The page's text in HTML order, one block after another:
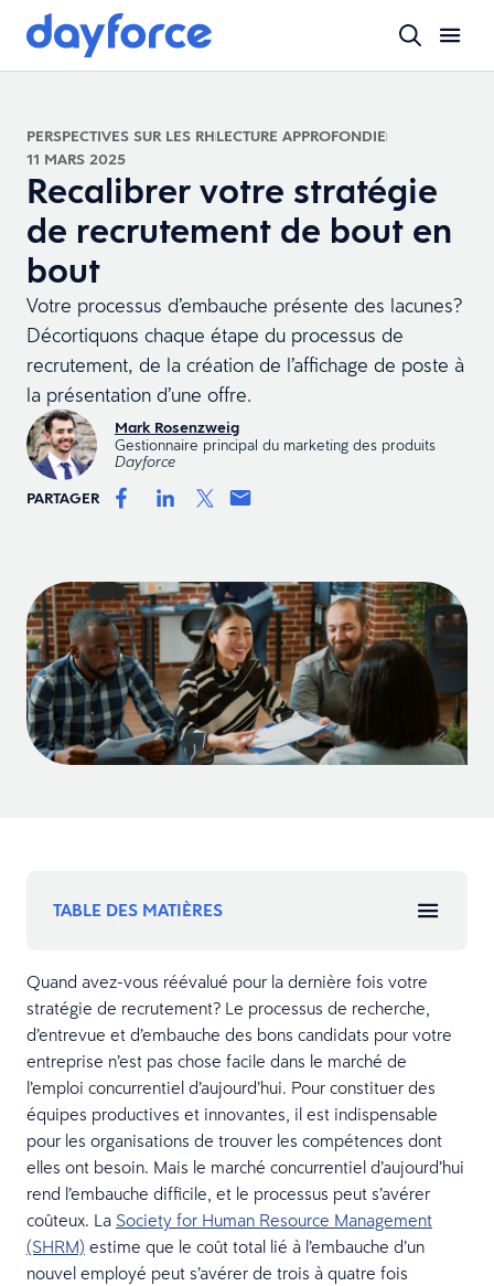
PERSPECTIVES SUR LES RHLECTURE APPROFONDIE
11 MARS 2025
Recalibrer votre stratégie
de recrutement de bout en
bout
Votre processus d’embauche présente des lacunes?
Décortiquons chaque étape du processus de
recrutement, de la création de l’affichage de poste à
la présentation d’une offre.
Mark Rosenzweig
Gestionnaire principal du marketing des produits
Dayforce
PARTAGER
TABLE DES MATIÈRES
Quand avez-vous réévalué pour la dernière fois votre
stratégie de recrutement? Le processus de recherche,
d’entrevue et d’embauche des bons candidats pour votre
entreprise n’est pas chose facile dans le marché de
l’emploi concurrentiel d’aujourd’hui. Pour constituer des
équipes productives et innovantes, il est indispensable
pour les organisations de trouver les compétences dont
elles ont besoin. Mais le marché concurrentiel d’aujourd’hui
rend l’embauche difficile, et le processus peut s’avérer
coûteux. La Society for Human Resource Management
(SHRM) estime que le coût total lié à l’embauche d’un
nouvel employé peut s’avérer de trois à quatre fois